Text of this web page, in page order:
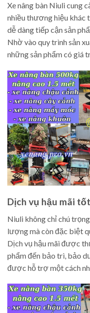
Xe nâng bàn Niuli cung
nhiều thương hiệu khác
dễ dàng tiếp cận sản
Nhờ vào quy trình sản
những sản phẩm có giá
Dịch vụ hậu mãi tốt
Niuli không chỉ chú
lượng mà còn đặc biệt
Dịch vụ hậu mãi được
phẩm đến bảo trì, bảo
được hỗ trợ một cách